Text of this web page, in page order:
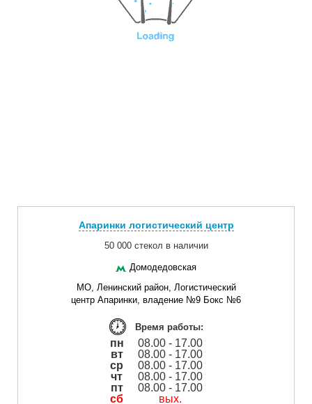
Апаринки логистический центр
50 000 стекол в наличии
Домодедовская
МО, Ленинский район, Логистический
центр Апаринки, владение №9 Бокс №6
Время работы:
пн
08.00 - 17.00
вт
08.00 - 17.00
ср
08.00 - 17.00
чт
08.00 - 17.00
пт
08.00 - 17.00
сб
вых.